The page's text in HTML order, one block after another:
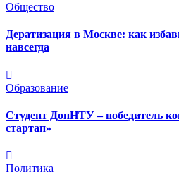
Общество
Дератизация в Москве: как
навсегда
Образование
Студент ДонНТУ – победитель
стартап»
Политика